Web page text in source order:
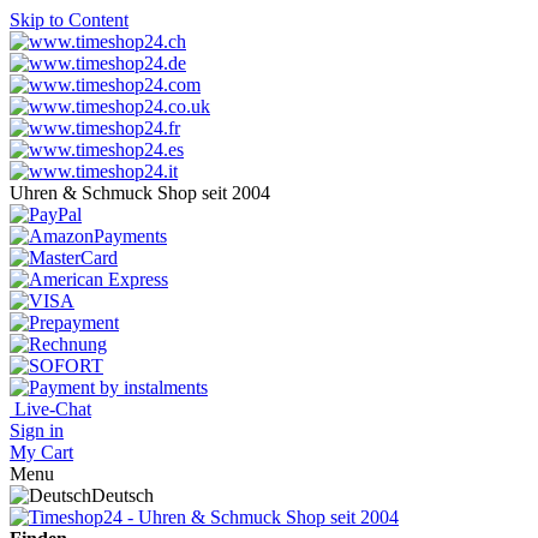
Skip to Content
Uhren & Schmuck Shop seit 2004
Live-Chat
Sign in
My Cart
Menu
Deutsch